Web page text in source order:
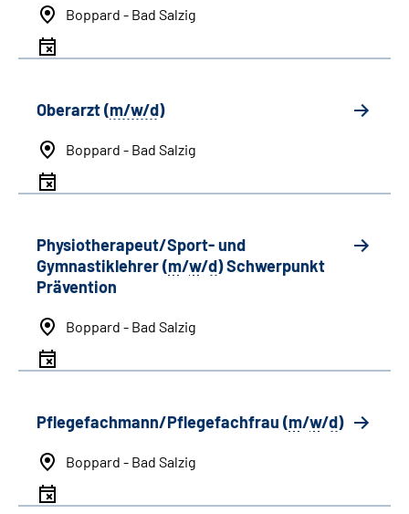
Boppard - Bad Salzig
Oberarzt (m/w/d)
Boppard - Bad Salzig
Physiotherapeut/Sport- und
Gymnastiklehrer (m/w/d) Schwerpunkt
Prävention
Boppard - Bad Salzig
Pflegefachmann/Pflegefachfrau (m/w/d)
Boppard - Bad Salzig